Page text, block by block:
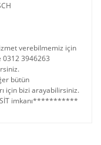
verebilmemiz için
0312 3946263
bütün
için bizi arayabilirsiniz.
imkanı***********